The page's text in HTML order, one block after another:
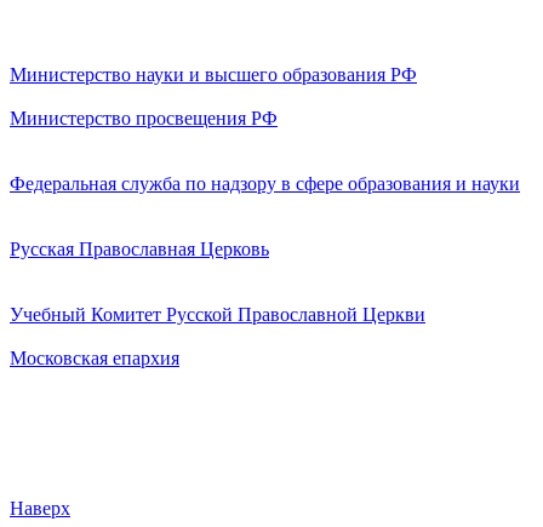
Министерство науки и высшего образования РФ
Министерство просвещения РФ
Федеральная служба по надзору в сфере образования и науки
Русская Православная Церковь
Учебный Комитет Русской Православной Церкви
Московская епархия
Наверх